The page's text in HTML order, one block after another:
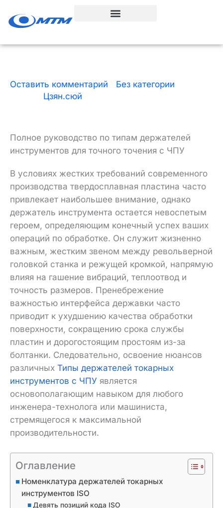
Оставить комментарий Без категории
Цзян.сюй
Полное руководство по типам держателей
инструментов для точного точения с ЧПУ
В условиях жестких требований современного
производства твердосплавная пластина часто
привлекает наибольшее внимание, однако
держатель инструмента остается невоспетым
героем, определяющим конечный успех ваших
операций по обработке. Он служит жизненно
важным, жестким звеном между револьверной
головкой станка и режущей кромкой, напрямую
влияя на гашение вибраций, теплоотвод и
точность размеров. Пренебрежение
важностью интерфейса державки часто
приводит к ухудшению качества обработки
поверхности, сокращению срока службы
пластин и дорогостоящим простоям из-за
болтанки. Следовательно, освоение нюансов
различных Типы держателей токарных
инструментов с ЧПУ является
основополагающим навыком для любого
инженера-технолога или машиниста,
стремящегося к максимальной
производительности.
Оглавление
Номенклатура держателей токарных
инструментов ISO
Девять позиций кода ISO